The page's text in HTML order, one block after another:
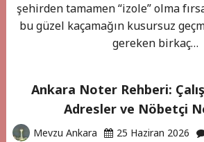
şehirden tamamen “izole” olma
bu güzel kaçamağın kusursuz
gereken birkaç…
Ankara Noter Rehberi:
Adresler ve Nöbetçi
Mevzu Ankara 25 Haziran 2026